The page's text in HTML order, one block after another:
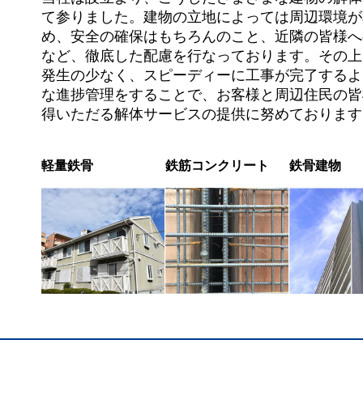
て参りました。建物の立地によっては周辺環境
め、安全の確保はもちろんのこと、近隣の皆様
など、徹底した配慮を行なっております。その
発生の少なく、スピーディーに工事が完了する
な進捗管理をすることで、お客様と周辺住民の
得いただる解体サービスの提供に努めておりま
軽量鉄骨 鉄筋コンクリート 鉄骨建物